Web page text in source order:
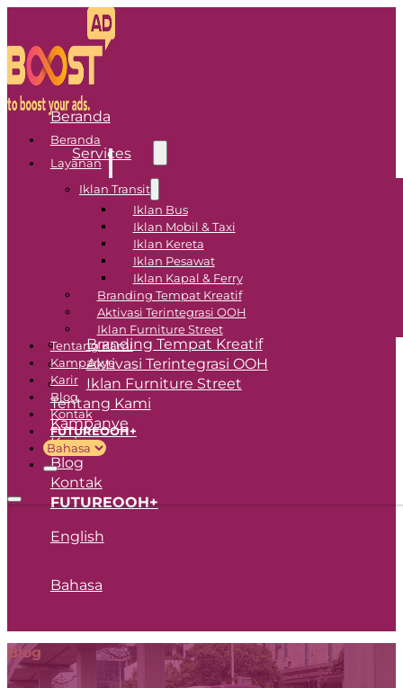
Beranda
Layanan
Iklan Transit
Iklan Bus
Iklan Mobil & Taxi
Iklan Kereta
Iklan Pesawat
Iklan Kapal & Ferry
Branding Tempat Kreatif
Aktivasi Terintegrasi OOH
Iklan Furniture Street
Tentang Kami
Kampanye
Karir
Blog
Kontak
FUTUREOOH+
Beranda
Services
Transit Advertising
Iklan Bus
Iklan Mobil & Taxi
Iklan Kereta
Iklan Pesawat
Iklan Kapal & Ferry
Branding Tempat Kreatif
Aktivasi Terintegrasi OOH
Iklan Furniture Street
Tentang Kami
Kampanye
Karir
Blog
Kontak
FUTUREOOH+
English
Bahasa
Blog